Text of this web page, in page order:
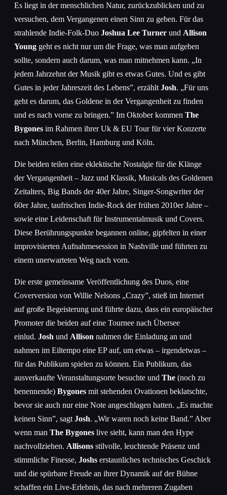
Es liegt in der menschlichen Natur, zurückzublicken und zu
versuchen, dem Vergangenen einen Sinn zu geben. Für das
strahlende Indie-Folk-Duo Joshua Lee Turner und Allison
Young geht es nicht nur um die Frage, was man aufgeben
sollte, sondern auch darum, was man mitnehmen kann. „In
jedem Jahrzehnt der Musik gibt es etwas Gutes. Und es gibt
Gutes in jeder Jahreszeit des Lebens”, erzählt Josh. „Für uns
geht es darum, das Goldene in der Vergangenheit zu finden
und es nach vorne zu bringen.” Im Oktober kommen The
Bygones im Rahmen ihrer Uk & EU Tour für vier Konzerte
nach München, Berlin, Hamburg und Köln.
Die beiden teilen eine eklektische Nostalgie für die Klänge
der Vergangenheit – Jazz und Klassik, Musicals des Goldenen
Zeitalters, Big Bands der 40er Jahre, Singer-Songwriter der
60er Jahre, taufrischen Indie-Rock der frühen 2010er Jahre –
sowie eine Leidenschaft für Instrumentalmusik und Covers.
Diese Berührungspunkte begannen online, gipfelten in einer
improvisierten Aufnahmesession in Nashville und führten zu
einem unerwarteten Weg nach vorn.
Die erste gemeinsame Veröffentlichung des Duos, eine
Coverversion von Willie Nelsons „Crazy”, stieß im Internet
auf große Begeisterung und führte dazu, dass ein europäischer
Promoter die beiden auf eine Tournee nach Übersee
einlud. Josh und Allison nahmen die Einladung an und
nahmen im Eiltempo eine EP auf, um etwas – irgendetwas –
für das Publikum spielen zu können. Ein Publikum, das
ausverkaufte Veranstaltungsorte besuchte und The (noch zu
benennende) Bygones mit stehenden Ovationen beklatschte,
bevor sie auch nur eine Note angeschlagen hatten. „Es machte
keinen Sinn”, sagt Josh. „Wir waren noch keine Band.” Aber
wenn man The Bygones live sieht, kann man den Hype
nachvollziehen. Allisons stilvolle, leuchtende Präsenz und
stimmliche Finesse, Joshs erstaunliches technisches Geschick
und die spürbare Freude an ihrer Dynamik auf der Bühne
schaffen ein Live-Erlebnis, das nach mehreren Zugaben